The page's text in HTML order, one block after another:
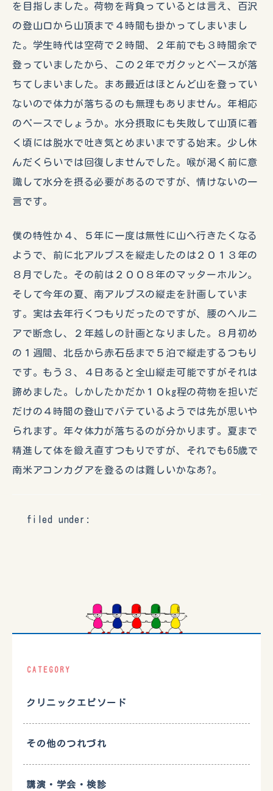
を目指しました。荷物を背負っているとは言え、百沢
の登山口から山頂まで４時間も掛かってしまいまし
た。学生時代は空荷で２時間、２年前でも３時間余で
登っていましたから、この２年でガクッとペースが落
ちてしまいました。まあ最近はほとんど山を登ってい
ないので体力が落ちるのも無理もありません。年相応
のペースでしょうか。水分摂取にも失敗して山頂に着
く頃には脱水で吐き気とめまいまでする始末。少し休
んだくらいでは回復しませんでした。喉が渇く前に意
識して水分を摂る必要があるのですが、情けないの一
言です。
僕の特性か４、５年に一度は無性に山へ行きたくなる
ようで、前に北アルプスを縦走したのは２０１３年の
８月でした。その前は２００８年のマッターホルン。
そして今年の夏、南アルプスの縦走を計画していま
す。実は去年行くつもりだったのですが、腰のヘルニ
アで断念し、２年越しの計画となりました。８月初め
の１週間、北岳から赤石岳まで５泊で縦走するつもり
です。もう３、４日あると全山縦走可能ですがそれは
諦めました。しかしたかだか１０kg程の荷物を担いだ
だけの４時間の登山でバテているようでは先が思いや
られます。年々体力が落ちるのが分かります。夏まで
精進して体を鍛え直すつもりですが、それでも65歳で
南米アコンカグアを登るのは難しいかなあ?。
filed under:
CATEGORY
クリニックエピソード
その他のつれづれ
講演・学会・検診